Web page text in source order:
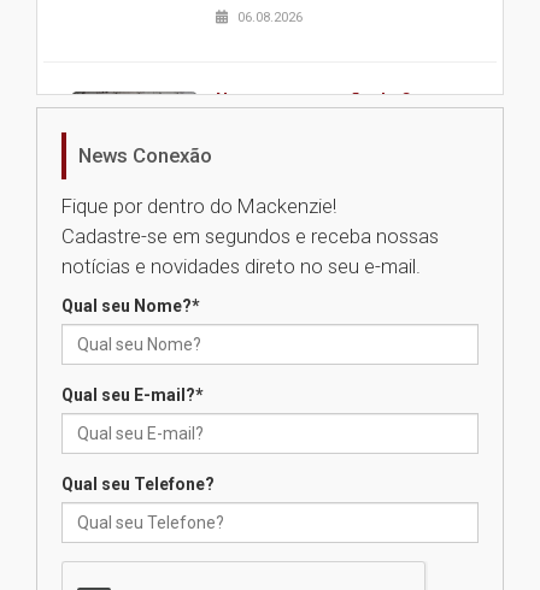
06.08.2026
Nova apresentação do Centro
Universidade Mackenzie
realizará nova edição da Feira
das novas tecnologias em
calouros do segundo semestre
News Conexão
Fique por dentro do Mackenzie!
Cadastre-se em segundos e receba nossas
notícias e novidades direto no seu e-mail.
Qual seu Nome?*
Qual seu E-mail?*
Qual seu Telefone?